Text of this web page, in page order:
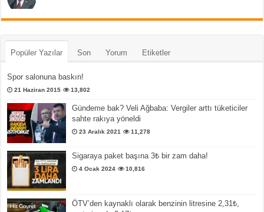
Popüler Yazılar Son Yorum Etiketler
Spor salonuna baskın!
21 Haziran 2015 13,802
Gündeme bak? Veli Ağbaba: Vergiler arttı tüketiciler
sahte rakıya yöneldi
23 Aralık 2021 11,278
Sigaraya paket başına 3₺ bir zam daha!
4 Ocak 2024 10,816
ÖTV’den kaynaklı olarak benzinin litresine 2,31₺,